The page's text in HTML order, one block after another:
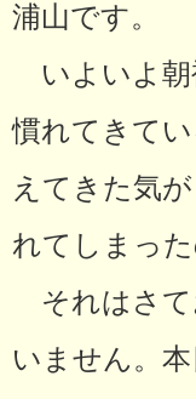
浦山です。
いよいよ朝
慣れてきて
えてきた気
れてしまっ
それはさて
いません。